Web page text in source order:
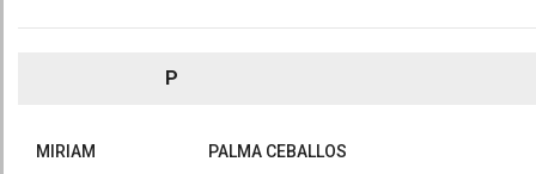
P
MIRIAM PALMA CEBALLOS